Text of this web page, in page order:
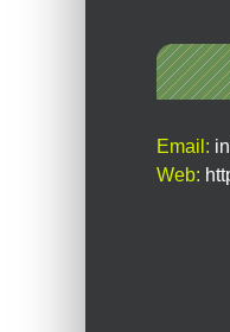
Email:
Web: